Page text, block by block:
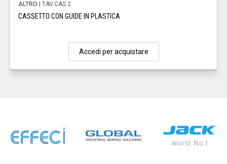
ALTRO | TAV.CAS 2
CASSETTO CON GUIDE IN PLASTICA
Accedi per acquistare